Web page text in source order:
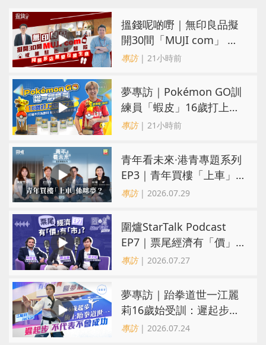
搵錢呢啲嘢｜無印良品擬
開30間「MUJI com」 或
進駐街舖醫院 同區多店無
專訪| 21小時前
夢專訪｜Pokémon GO訓
練員「蝦皮」16歲打上世
界第一！戰友成最強後盾
專訪| 21小時前
青年看未來·港青專題系列
EP3｜青年買樓「上車」
係咪夢？ 觀念改變居住選
專訪| 2026.07.29
圍爐StarTalk Podcast
EP7｜票尾經濟有「價」
有「市」？「短期流量」
專訪| 2026.07.27
夢專訪｜跆拳道世一江麗
莉16歲始受訓：遲起步不
代表不會成功
專訪| 2026.07.24